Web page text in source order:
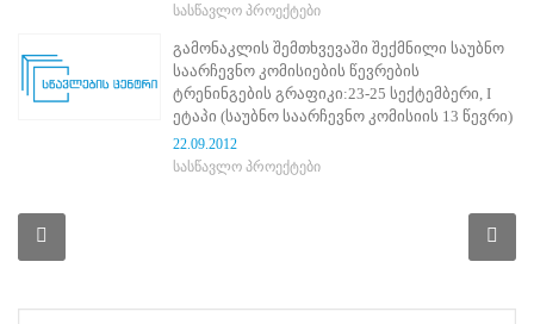
პარტნიორობა
2012
წლის
პარლამენტის
სასწავლო პროექტები
გამონაკლის შემთხვევაში შექმნილი საუბნო
საარჩევნო კომისიების წევრების
ტრენინგების გრაფიკი:23-25 სექტემბერი, I
ეტაპი (საუბნო საარჩევნო კომისიის 13 წევრი)
22.09.2012
სასწავლო პროექტები